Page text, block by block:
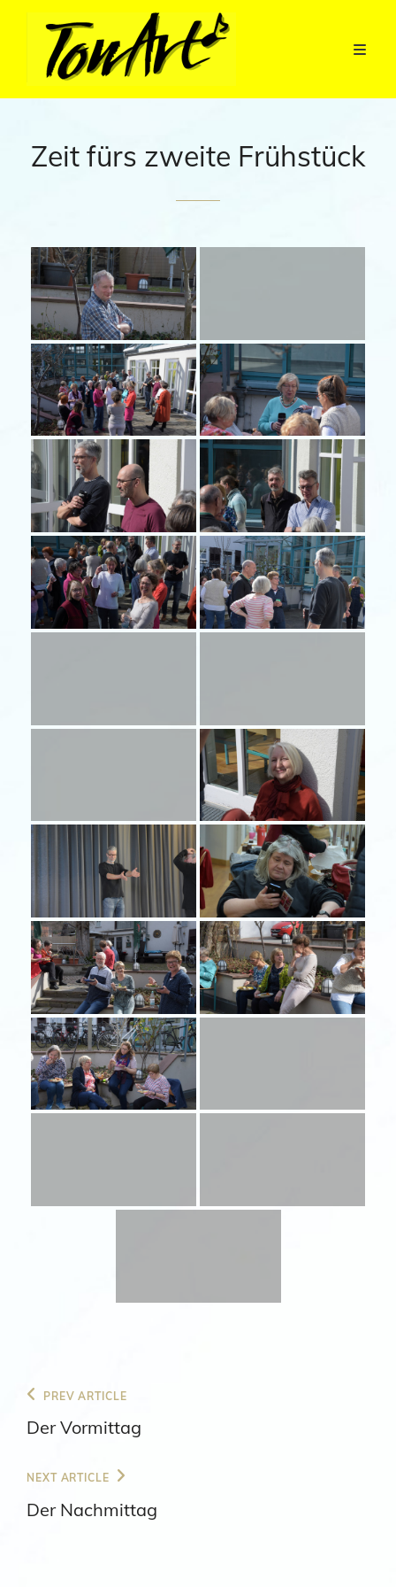
Zeit fürs zweite Frühstück
Beitragsnavigation
Previous
PREV ARTICLE
Der Vormittag
Next
NEXT ARTICLE
Der Nachmittag